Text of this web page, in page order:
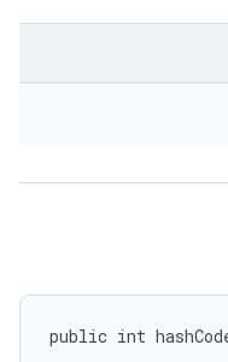
public int